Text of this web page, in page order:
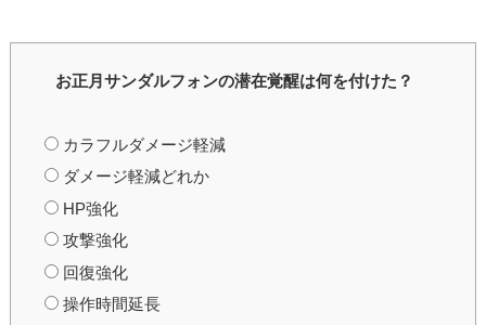
お正月サンダルフォンの潜在覚醒は何を付けた？
カラフルダメージ軽減
ダメージ軽減どれか
HP強化
攻撃強化
回復強化
操作時間延長